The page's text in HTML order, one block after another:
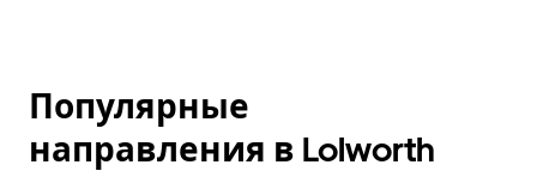
Популярные
направления в Lolworth